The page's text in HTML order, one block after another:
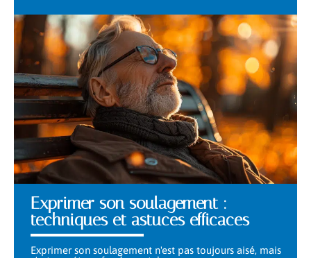
Exprimer son soulagement :
techniques et astuces efficaces
Exprimer son soulagement n'est pas toujours aisé, mais